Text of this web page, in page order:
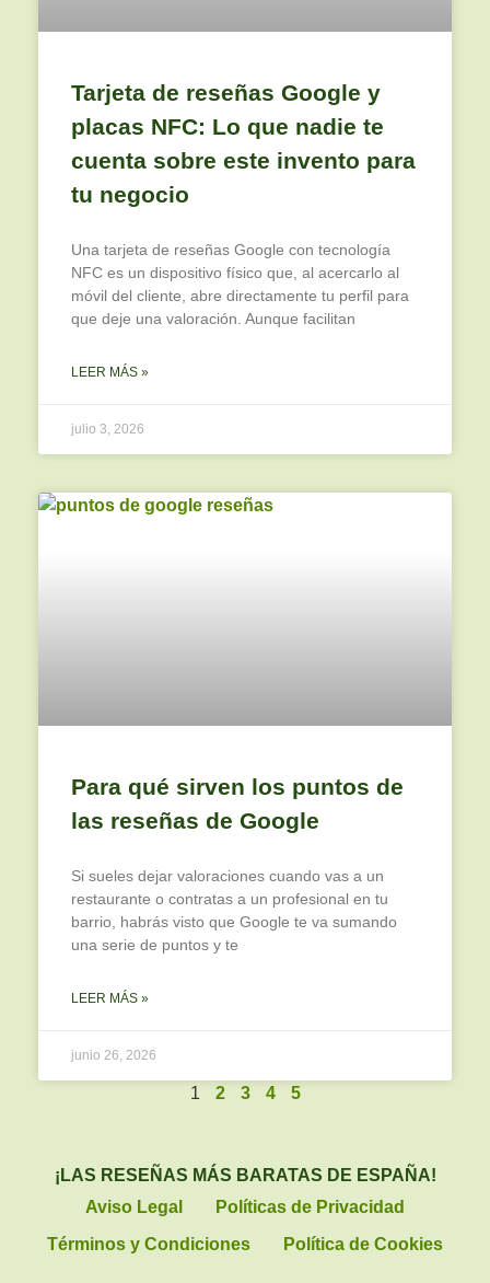
Tarjeta de reseñas Google y
placas NFC: Lo que nadie te
cuenta sobre este invento para
tu negocio
Una tarjeta de reseñas Google con tecnología
NFC es un dispositivo físico que, al acercarlo al
móvil del cliente, abre directamente tu perfil para
que deje una valoración. Aunque facilitan
LEER MÁS »
julio 3, 2026
Para qué sirven los puntos de
las reseñas de Google
Si sueles dejar valoraciones cuando vas a un
restaurante o contratas a un profesional en tu
barrio, habrás visto que Google te va sumando
una serie de puntos y te
LEER MÁS »
junio 26, 2026
1 2 3 4 5
¡LAS RESEÑAS MÁS BARATAS DE ESPAÑA!
Aviso Legal
Políticas de Privacidad
Términos y Condiciones
Política de Cookies